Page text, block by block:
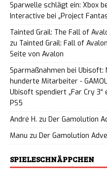
Sparwelle schlägt ein: Xbox
Interactive bei „Project
Tainted Grail: The Fall of
zu Tainted Grail: Fall of
Seite von Avalon
Sparmaßnahmen bei
hunderte Mitarbeiter -
Ubisoft spendiert „Far Cry
PS5
André H. zu Der Gamolution
Manu zu Der Gamolution
SPIELESCHNÄPPCHEN